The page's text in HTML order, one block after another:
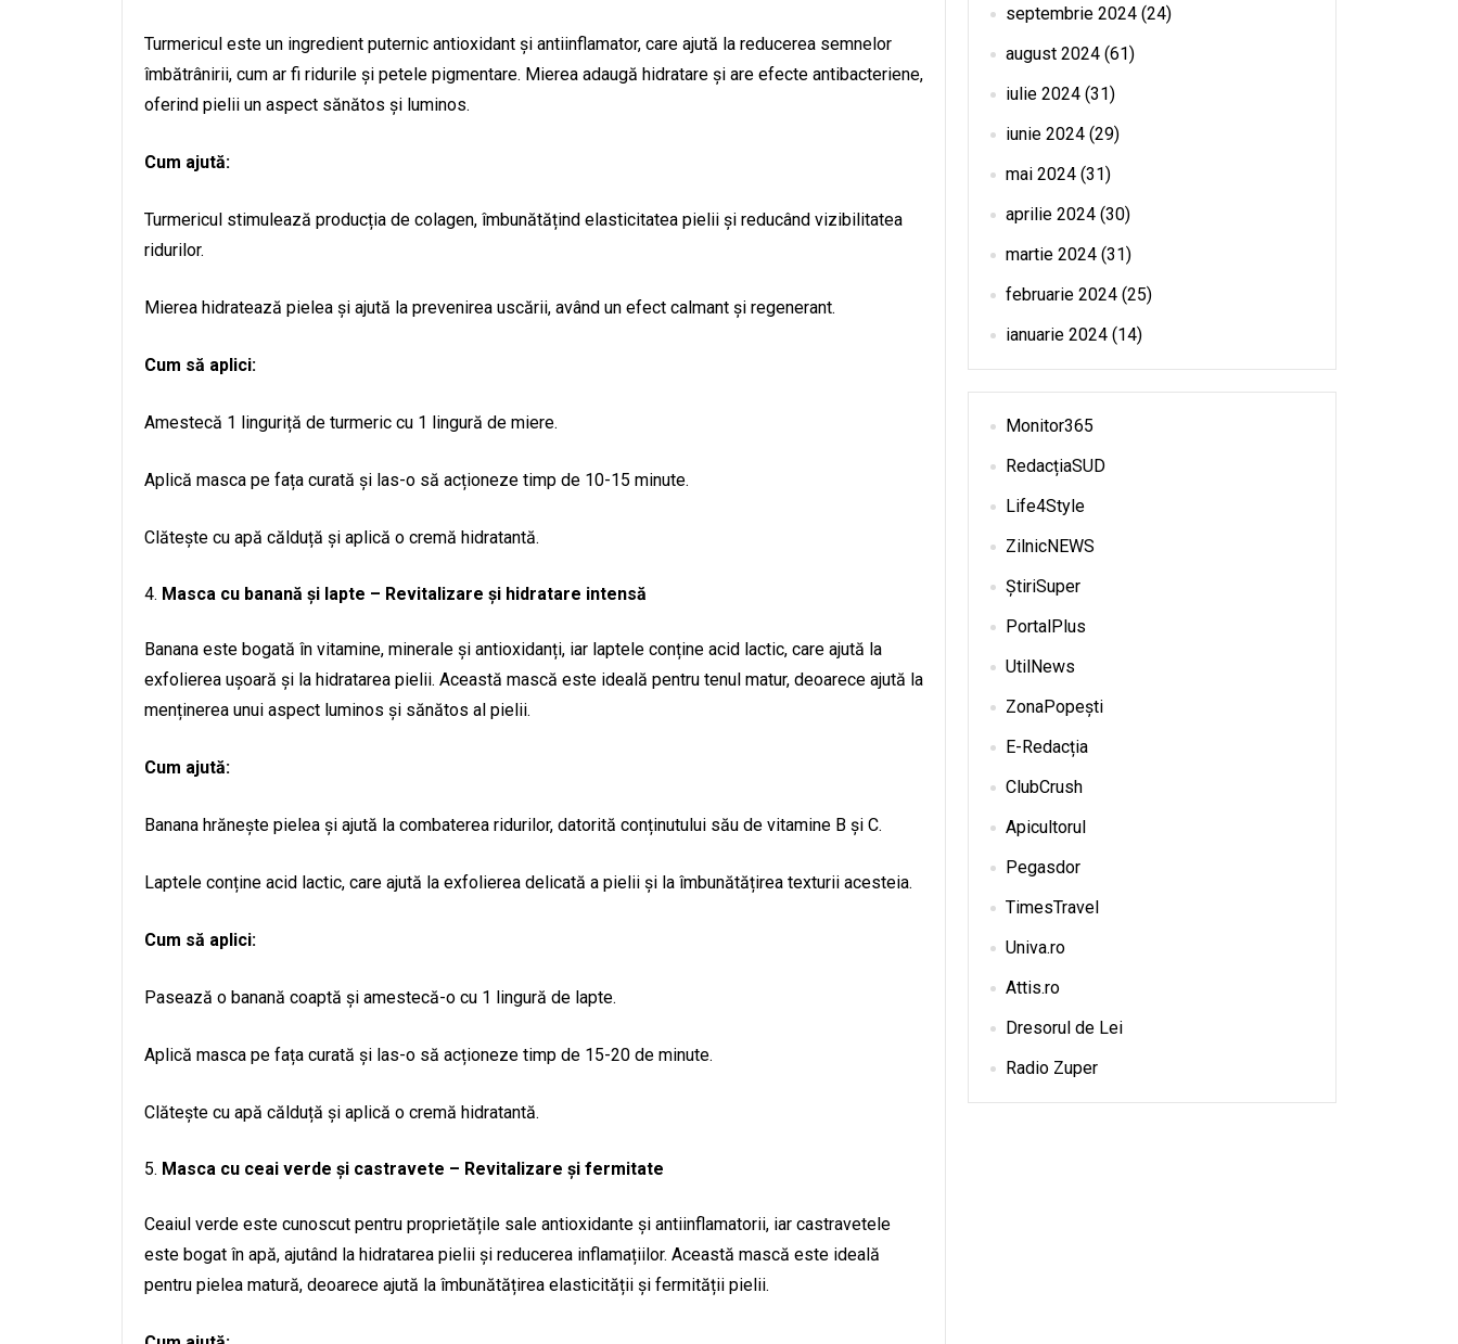
Turmericul este un ingredient puternic antioxidant și antiinflamator, care ajută la reducerea semnelor
îmbătrânirii, cum ar fi ridurile și petele pigmentare. Mierea adaugă hidratare și are efecte antibacteriene,
oferind pielii un aspect sănătos și luminos.
Cum ajută:
Turmericul stimulează producția de colagen, îmbunătățind elasticitatea pielii și reducând vizibilitatea
ridurilor.
Mierea hidratează pielea și ajută la prevenirea uscării, având un efect calmant și regenerant.
Cum să aplici:
Amestecă 1 linguriță de turmeric cu 1 lingură de miere.
Aplică masca pe fața curată și las-o să acționeze timp de 10-15 minute.
Clătește cu apă călduță și aplică o cremă hidratantă.
Masca cu banană și lapte – Revitalizare și hidratare intensă
Banana este bogată în vitamine, minerale și antioxidanți, iar laptele conține acid lactic, care ajută la
exfolierea ușoară și la hidratarea pielii. Această mască este ideală pentru tenul matur, deoarece ajută la
menținerea unui aspect luminos și sănătos al pielii.
Cum ajută:
Banana hrănește pielea și ajută la combaterea ridurilor, datorită conținutului său de vitamine B și C.
Laptele conține acid lactic, care ajută la exfolierea delicată a pielii și la îmbunătățirea texturii acesteia.
Cum să aplici:
Pasează o banană coaptă și amestecă-o cu 1 lingură de lapte.
Aplică masca pe fața curată și las-o să acționeze timp de 15-20 de minute.
Clătește cu apă călduță și aplică o cremă hidratantă.
Masca cu ceai verde și castravete – Revitalizare și fermitate
Ceaiul verde este cunoscut pentru proprietățile sale antioxidante și antiinflamatorii, iar castravetele
este bogat în apă, ajutând la hidratarea pielii și reducerea inflamațiilor. Această mască este ideală
pentru pielea matură, deoarece ajută la îmbunătățirea elasticității și fermității pielii.
septembrie 2024 (24)
august 2024 (61)
iulie 2024 (31)
iunie 2024 (29)
mai 2024 (31)
aprilie 2024 (30)
martie 2024 (31)
februarie 2024 (25)
ianuarie 2024 (14)
Monitor365
RedacțiaSUD
Life4Style
ZilnicNEWS
ȘtiriSuper
PortalPlus
UtilNews
ZonaPopești
E-Redacția
ClubCrush
Apicultorul
Pegasdor
TimesTravel
Univa.ro
Attis.ro
Dresorul de Lei
Radio Zuper